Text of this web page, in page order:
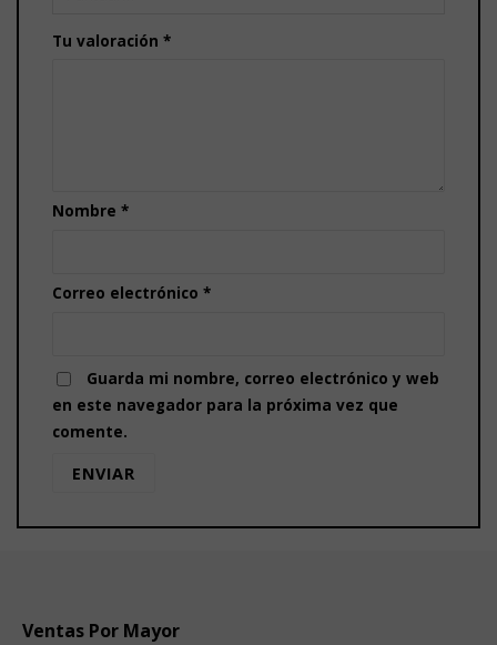
Tu valoración *
Nombre *
Correo electrónico *
Guarda mi nombre, correo electrónico y web
en este navegador para la próxima vez que
comente.
Ventas Por Mayor